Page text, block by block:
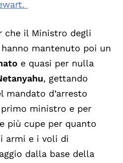
che il Ministro degli
hanno mantenuto poi un
e quasi per nulla
, gettando
mandato d’arresto
ministro e per
più cupe per quanto
armi e i voli di
dalla base della